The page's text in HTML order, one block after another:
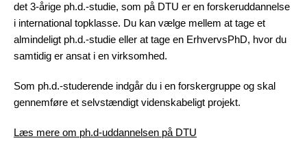
det 3-årige ph.d.-studie, som på DTU er en forskeruddannelse
i international topklasse. Du kan vælge mellem at tage et
almindeligt ph.d.-studie eller at tage en ErhvervsPhD, hvor du
samtidig er ansat i en virksomhed.
Som ph.d.-studerende indgår du i en forskergruppe og skal
gennemføre et selvstændigt videnskabeligt projekt.
Læs mere om ph.d-uddannelsen på DTU